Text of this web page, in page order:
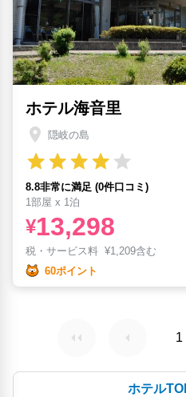
ホテル海音里
隠岐の島
8.8非常に満足 (0件口コミ)
1部屋 x 1泊
¥13,298
税・サービス料 ¥1,209含む
60ポイント
1
ホテル